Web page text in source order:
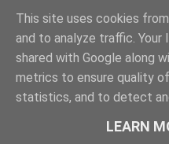
This site uses cookies
and to analyze traffic. Your
shared with Google along
metrics to ensure quality
statistics, and to detect
LEARN